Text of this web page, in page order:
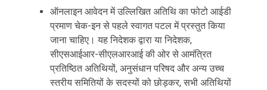
ऑनलाइन आवेदन में उल्लिखित अतिथि का फोटो आईडी
प्रमाण चेक-इन से पहले स्वागत पटल में प्रस्तुत किया
जाना चाहिए। यह निदेशक द्वारा या निदेशक,
सीएसआईआर-सीएलआरआई की ओर से आमंत्रित
प्रतिष्ठित अतिथियों, अनुसंधान परिषद और अन्य उच्च
स्तरीय समितियों के सदस्यों को छोड़कर, सभी अतिथियों